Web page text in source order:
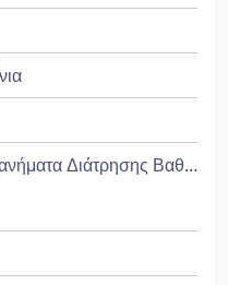
Heidenreich & Harbeck Μηχανήματα Διάτρησης Βαθιάς Οπής